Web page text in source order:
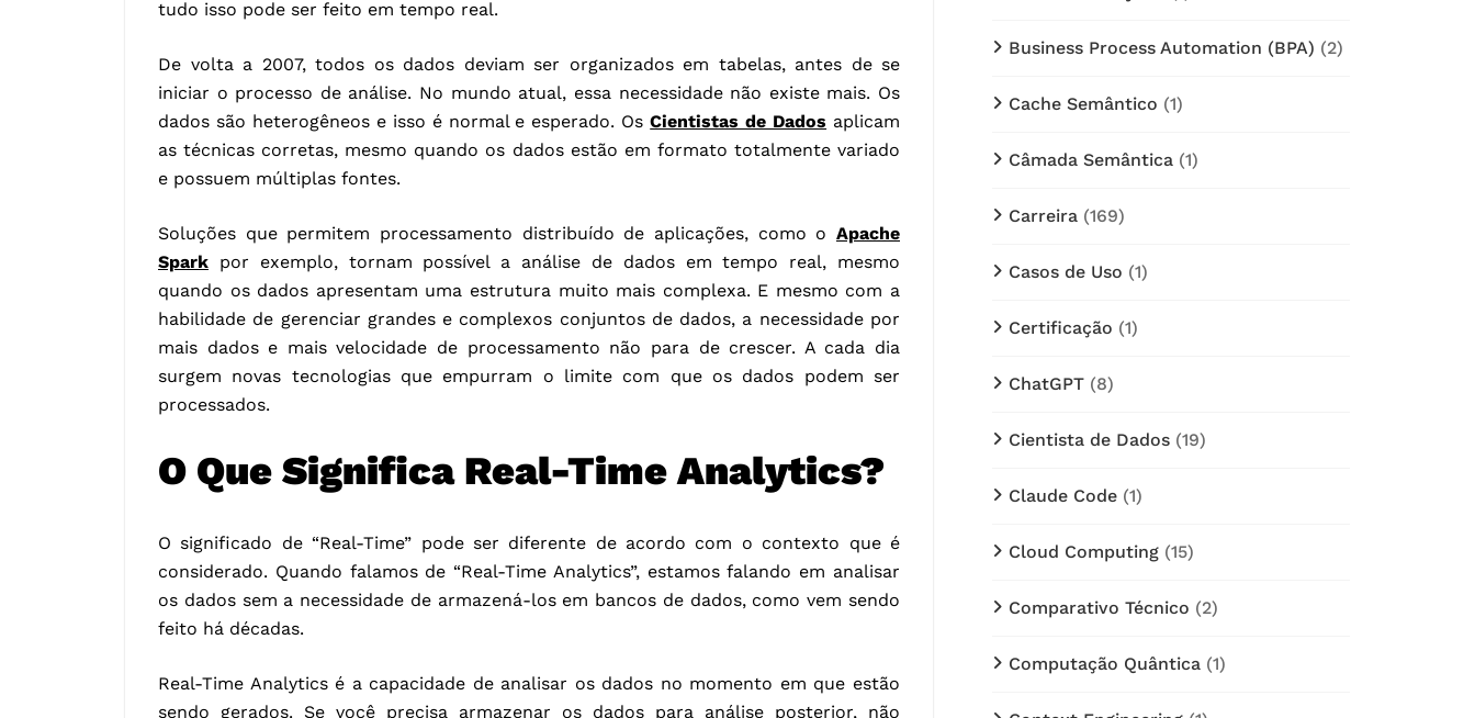
tudo isso pode ser feito em tempo real.
De volta a 2007, todos os dados deviam ser organizados em tabelas, antes de se
iniciar o processo de análise. No mundo atual, essa necessidade não existe mais. Os
dados são heterogêneos e isso é normal e esperado. OsCientistas de Dados aplicam
as técnicas corretas, mesmo quando os dados estão em formato totalmente variado
e possuem múltiplas fontes.
Soluções que permitem processamento distribuído de aplicações, como o Apache
Spark por exemplo, tornam possível a análise de dados em tempo real, mesmo
quando os dados apresentam uma estrutura muito mais complexa. E mesmo com a
habilidade de gerenciar grandes e complexos conjuntos de dados, a necessidade por
mais dados e mais velocidade de processamento não para de crescer. A cada dia
surgem novas tecnologias que empurram o limite com que os dados podem ser
processados.
O Que Significa Real-Time Analytics?
O significado de “Real-Time” pode ser diferente de acordo com o contexto que é
considerado. Quando falamos de “Real-Time Analytics”, estamos falando em analisar
os dados sem a necessidade de armazená-los em bancos de dados, como vem sendo
feito há décadas.
Real-Time Analytics é a capacidade de analisar os dados no momento em que estão
sendo gerados. Se você precisa armazenar os dados para análise posterior, não
Business Process Automation (BPA) (2)
Cache Semântico (1)
Câmada Semântica (1)
Carreira (169)
Casos de Uso (1)
Certificação (1)
ChatGPT (8)
Cientista de Dados (19)
Claude Code (1)
Cloud Computing (15)
Comparativo Técnico (2)
Computação Quântica (1)